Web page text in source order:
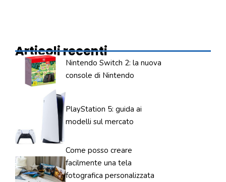
Articoli recenti
Nintendo Switch 2: la nuova
console di Nintendo
PlayStation 5: guida ai
modelli sul mercato
Come posso creare
facilmente una tela
fotografica personalizzata